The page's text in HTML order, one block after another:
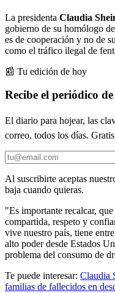
La presidenta Claudia
gobierno de su homólogo
es de cooperación y no de
como el tráfico ilegal de
📰 Tu edición de hoy
Recibe el periódico
El diario para hojear, las
correo, todos los días.
Al suscribirte aceptas
baja cuando quieras.
"Es importante recalcar,
compartida, respeto y
vive nuestro país, tiene
alto poder desde Estados
problema del consumo de
Te puede interesar: Claudia
familias de fallecidos en